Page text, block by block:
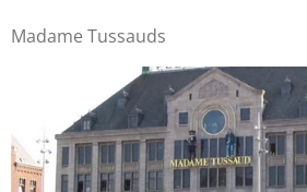
Madame Tussauds